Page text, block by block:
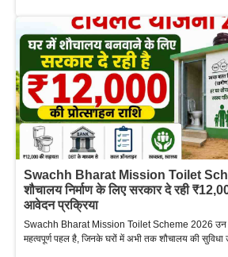
Swachh Bharat Mission Toilet
शौचालय निर्माण के लिए सरकार दे रही
आवेदन प्रक्रिया
Swachh Bharat Mission Toilet Scheme 2026 उन
महत्वपूर्ण पहल है, जिनके घरों में अभी तक शौचालय की सुविधा